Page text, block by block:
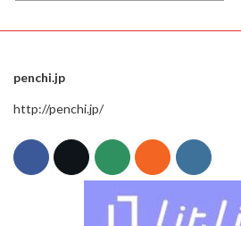
penchi.jp
http://penchi.jp/